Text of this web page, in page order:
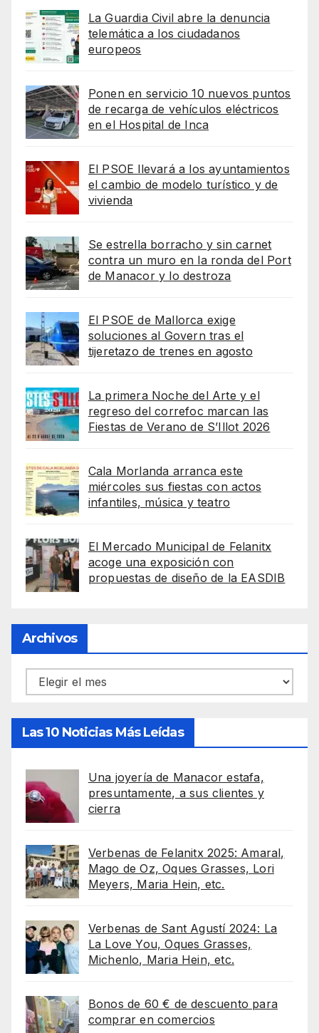
La Guardia Civil abre la denuncia
telemática a los ciudadanos
europeos
Ponen en servicio 10 nuevos puntos
de recarga de vehículos eléctricos
en el Hospital de Inca
El PSOE llevará a los ayuntamientos
el cambio de modelo turístico y de
vivienda
Se estrella borracho y sin carnet
contra un muro en la ronda del Port
de Manacor y lo destroza
El PSOE de Mallorca exige
soluciones al Govern tras el
tijeretazo de trenes en agosto
La primera Noche del Arte y el
regreso del correfoc marcan las
Fiestas de Verano de S’Illot 2026
Cala Morlanda arranca este
miércoles sus fiestas con actos
infantiles, música y teatro
El Mercado Municipal de Felanitx
acoge una exposición con
propuestas de diseño de la EASDIB
Archivos
Archivos
Las 10 Noticias Más Leídas
Una joyería de Manacor estafa,
presuntamente, a sus clientes y
cierra
Verbenas de Felanitx 2025: Amaral,
Mago de Oz, Oques Grasses, Lori
Meyers, Maria Hein, etc.
Verbenas de Sant Agustí 2024: La
La Love You, Oques Grasses,
Michenlo, Maria Hein, etc.
Bonos de 60 € de descuento para
comprar en comercios